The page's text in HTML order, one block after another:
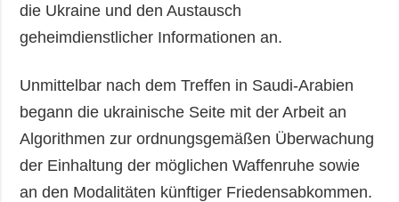
die Ukraine und den Austausch
geheimdienstlicher Informationen an.
Unmittelbar nach dem Treffen in Saudi-Arabien
begann die ukrainische Seite mit der Arbeit an
Algorithmen zur ordnungsgemäßen Überwachung
der Einhaltung der möglichen Waffenruhe sowie
an den Modalitäten künftiger Friedensabkommen.